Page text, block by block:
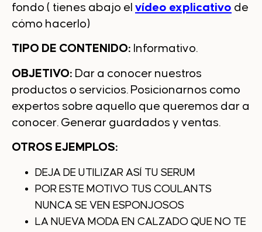
fondo ( tienes abajo el vídeo explicativo de
cómo hacerlo)
TIPO DE CONTENIDO: Informativo.
OBJETIVO: Dar a conocer nuestros
productos o servicios. Posicionarnos como
expertos sobre aquello que queremos dar a
conocer. Generar guardados y ventas.
OTROS EJEMPLOS:
DEJA DE UTILIZAR ASÍ TU SERUM
POR ESTE MOTIVO TUS COULANTS
NUNCA SE VEN ESPONJOSOS
LA NUEVA MODA EN CALZADO QUE NO TE